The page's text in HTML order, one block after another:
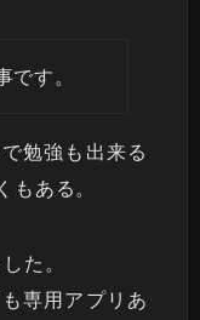
す。
勉強も出来る
ある。
た。
専用アプリあ